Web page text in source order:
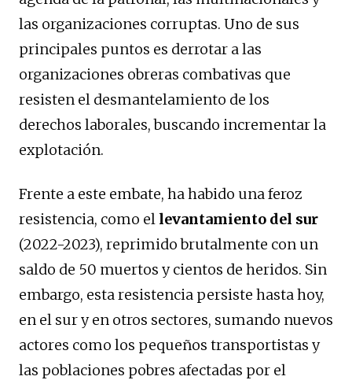
las organizaciones corruptas. Uno de sus
principales puntos es derrotar a las
organizaciones obreras combativas que
resisten el desmantelamiento de los
derechos laborales, buscando incrementar la
explotación.
Frente a este embate, ha habido una feroz
resistencia, como el levantamiento del sur
(2022-2023), reprimido brutalmente con un
saldo de 50 muertos y cientos de heridos. Sin
embargo, esta resistencia persiste hasta hoy,
en el sur y en otros sectores, sumando nuevos
actores como los pequeños transportistas y
las poblaciones pobres afectadas por el